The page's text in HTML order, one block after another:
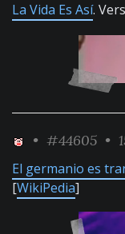
La Vida Es Así.
• #44605 •
El germanio es
[WikiPedia]